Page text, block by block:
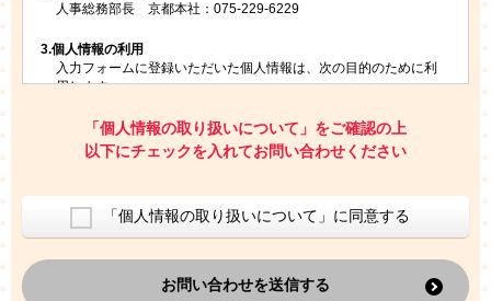
人事総務部長 京都本社：075-229-6229
3.個人情報の利用
入力フォームに登録いただいた個人情報は、次の目的のために利
用します。
お問い合わせにお答えするため
レプトンのキャンペーンや新商品（新サービス）、新規開講教
室等をご案内するため
ご利用者の個人情報を、本人が特定されないデータに不可逆変
換した上で、広告・宣伝・販売促進活動に役立てること
上記の利用目的のために第三者へ提供すること
なお、この利用目的を超えた個人情報の取扱いは行いません。ま
「個人情報の取り扱いについて」をご確認の上
以下にチェックを入れてお問い合わせください
「個人情報の取り扱いについて」に同意する
お問い合わせを送信する